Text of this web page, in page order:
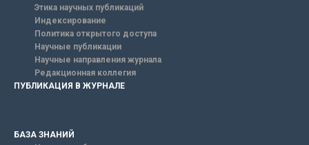
Этика научных публикаций
Индексирование
Политика открытого доступа
Научные публикации
Научные направления журнала
Редакционная коллегия
ПУБЛИКАЦИЯ В ЖУРНАЛЕ
БАЗА ЗНАНИЙ